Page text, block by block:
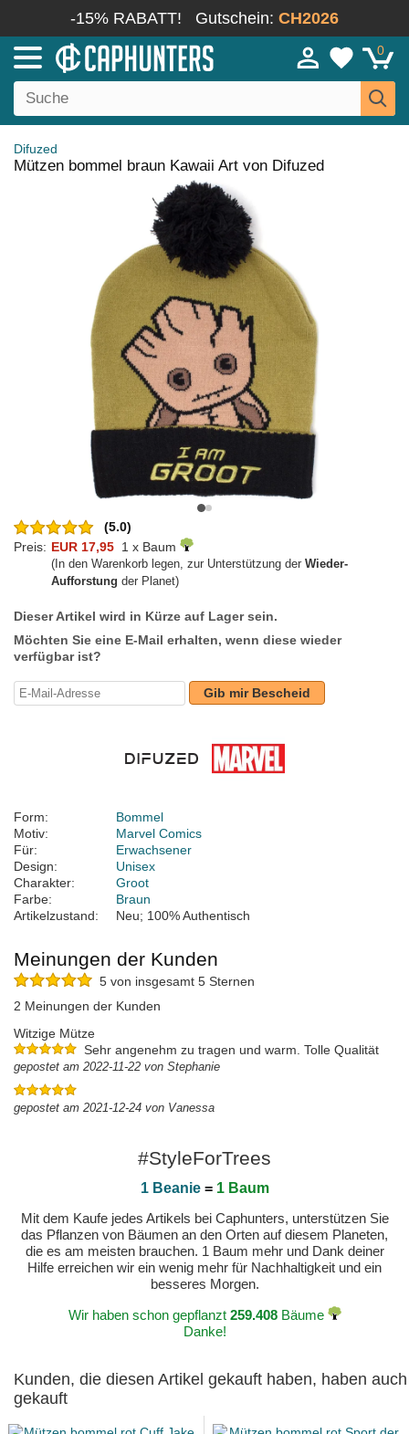
-15% RABATT! Gutschein: CH2026
0
Difuzed
Mützen bommel braun Kawaii Art von Difuzed
(5.0)
Preis: EUR 17,95 1 x Baum
(In den Warenkorb legen, zur Unterstützung der Wieder-
Aufforstung der Planet)
Dieser Artikel wird in Kürze auf Lager sein.
Möchten Sie eine E-Mail erhalten, wenn diese wieder
verfügbar ist?
Gib mir Bescheid
Form:
Bommel
Motiv:
Marvel Comics
Für:
Erwachsener
Design:
Unisex
Charakter:
Groot
Farbe:
Braun
Artikelzustand:
Neu; 100% Authentisch
Meinungen der Kunden
5 von insgesamt 5 Sternen
2 Meinungen der Kunden
Witzige Mütze
Sehr angenehm zu tragen und warm. Tolle Qualität
gepostet am 2022-11-22 von Stephanie
gepostet am 2021-12-24 von Vanessa
#StyleForTrees
1 Beanie= 1 Baum
Mit dem Kaufe jedes Artikels bei Caphunters, unterstützen Sie
das Pflanzen von Bäumen an den Orten auf diesem Planeten,
die es am meisten brauchen. 1 Baum mehr und Dank deiner
Hilfe erreichen wir ein wenig mehr für Nachhaltigkeit und ein
besseres Morgen.
Wir haben schon gepflanzt 259.408Bäume
Danke!
Kunden, die diesen Artikel gekauft haben, haben auch
gekauft